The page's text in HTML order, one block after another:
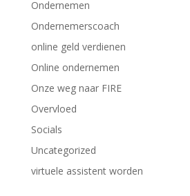
Ondernemen
Ondernemerscoach
online geld verdienen
Online ondernemen
Onze weg naar FIRE
Overvloed
Socials
Uncategorized
virtuele assistent worden